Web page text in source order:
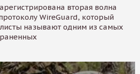
вторая волна
WireGuard, который
называют одним из самых